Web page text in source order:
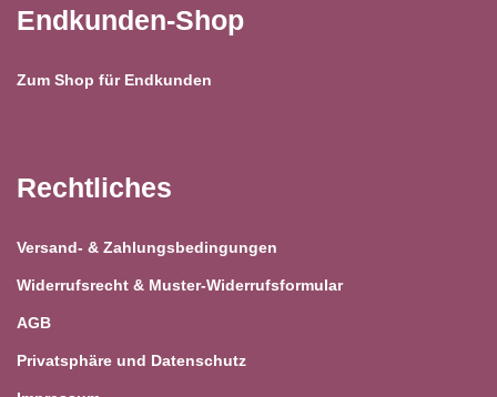
Endkunden-Shop
Zum Shop für Endkunden
Rechtliches
Versand- & Zahlungsbedingungen
Widerrufsrecht & Muster-Widerrufsformular
AGB
Privatsphäre und Datenschutz